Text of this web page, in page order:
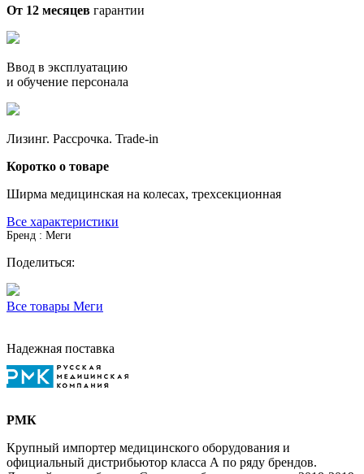
От 12 месяцев гарантии
Ввод в эксплуатацию
и обучение персонала
Лизинг. Рассрочка. Trade-in
Коротко о товаре
Ширма медицинская на колесах, трехсекционная
Все характеристики
Бренд : Меги
Поделиться:
Все товары Меги
Надежная поставка
РМК
Крупный импортер медицинского оборудования и
официальный дистрибьютор класса А по ряду брендов.